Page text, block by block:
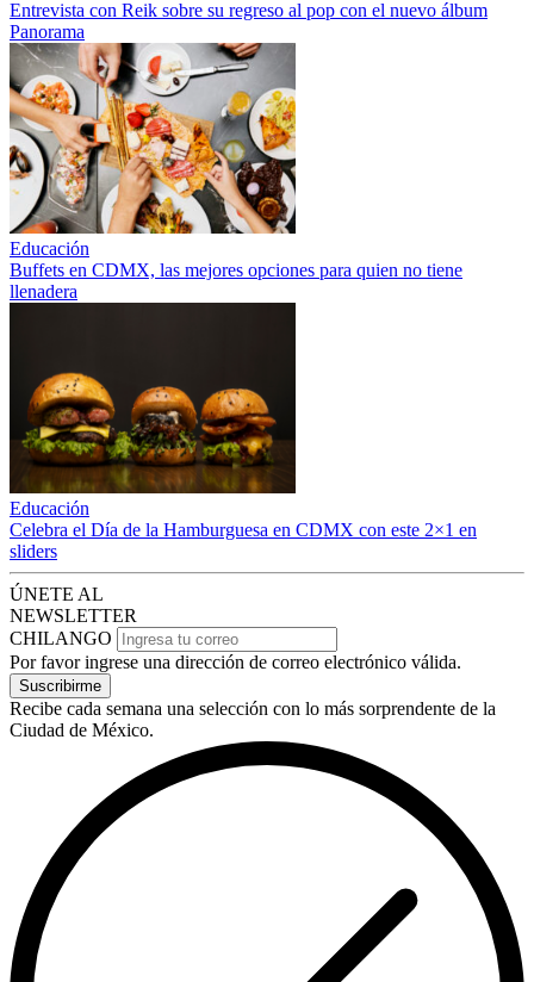
Entrevista con Reik sobre su regreso al pop con el nuevo álbum
Panorama
Educación
Buffets en CDMX, las mejores opciones para quien no tiene
llenadera
Educación
Celebra el Día de la Hamburguesa en CDMX con este 2×1 en
sliders
ÚNETE AL
NEWSLETTER
CHILANGO
Por favor ingrese una dirección de correo electrónico válida.
Suscribirme
Recibe cada semana una selección con lo más sorprendente de la
Ciudad de México.